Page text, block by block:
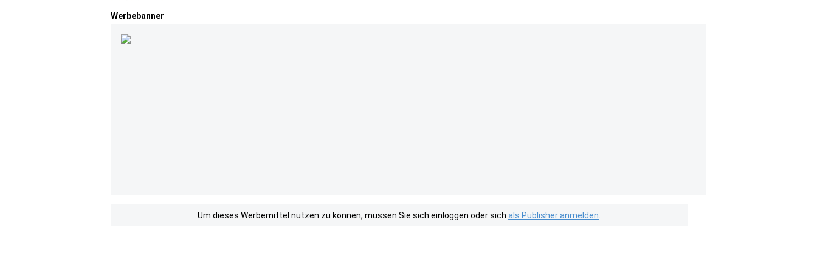
Werbebanner
Um dieses Werbemittel nutzen zu können, müssen Sie sich einloggen oder sich als Publisher anmelden